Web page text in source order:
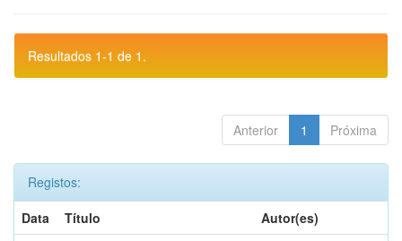
Resultados 1-1 de 1.
Anterior 1 Próxima
Registos:
Data
Título
Autor(es)